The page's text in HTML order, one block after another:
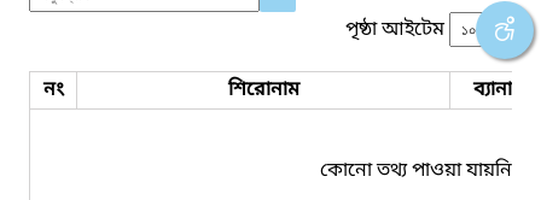
পৃষ্ঠা আইটেম
নং শিরোনাম ব্যানার
কোনো তথ্য পাওয়া যায়নি।